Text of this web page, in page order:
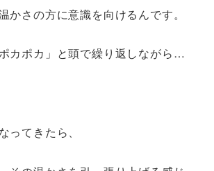
かさの方に意識を向けるんです。
カポカ」と頭で繰り返しながら…
ってきたら、